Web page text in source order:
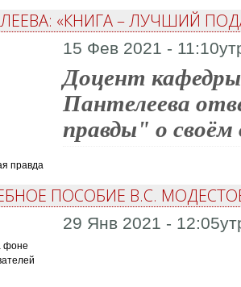
«КНИГА – ЛУЧШИЙ
15 Фев 2021 -
Доцент кафедры
Пантелеева
правды" о
правда
ПОСОБИЕ В.С.
29 Янв 2021 -